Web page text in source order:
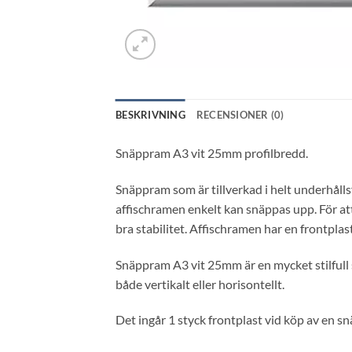
BESKRIVNING RECENSIONER (0)
Snäppram A3 vit 25mm profilbredd.
Snäppram som är tillverkad i helt
affischramen enkelt kan snäppas upp. För
bra stabilitet. Affischramen har en
Snäppram A3 vit 25mm är en mycket
både vertikalt eller horisontellt.
Det ingår 1 styck frontplast vid köp av en